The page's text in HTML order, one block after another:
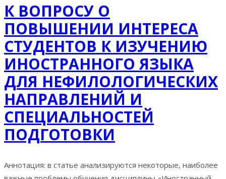
К ВОПРОСУ О
ПОВЫШЕНИИ ИНТЕРЕСА
СТУДЕНТОВ К ИЗУЧЕНИЮ
ИНОСТРАННОГО ЯЗЫКА
ДЛЯ НЕФИЛОЛОГИЧЕСКИХ
НАПРАВЛЕНИЙ И
СПЕЦИАЛЬНОСТЕЙ
ПОДГОТОВКИ
Аннотация: в статье анализируются некоторые, наиболее